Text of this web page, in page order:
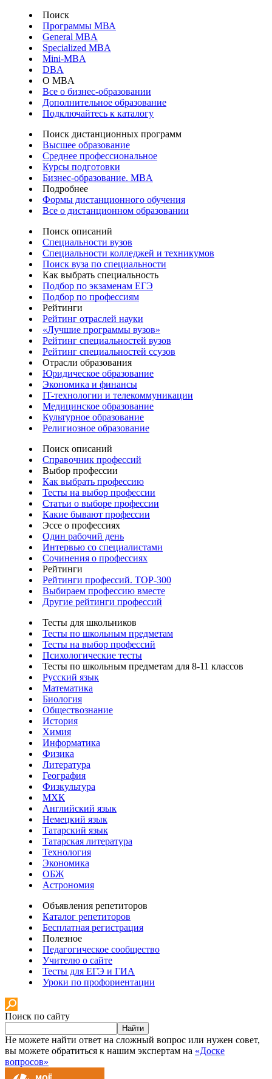
Поиск
Программы МВА
General MBA
Specialized MBA
Mini-MBA
DBA
О MBA
Все о бизнес-образовании
Дополнительное образование
Подключайтесь к каталогу
Поиск дистанционных программ
Высшее образование
Среднее профессиональное
Курсы подготовки
Бизнес-образование. MBA
Подробнее
Формы дистанционного обучения
Все о дистанционном образовании
Поиск описаний
Специальности вузов
Специальности колледжей и техникумов
Поиск вуза по специальности
Как выбрать специальность
Подбор по экзаменам ЕГЭ
Подбор по профессиям
Рейтинги
Рейтинг отраслей науки
«Лучшие программы вузов»
Рейтинг специальностей вузов
Рейтинг специальностей ссузов
Отрасли образования
Юридическое образование
Экономика и финансы
IT-технологии и телекоммуникации
Медицинское образование
Культурное образование
Религиозное образование
Поиск описаний
Справочник профессий
Выбор профессии
Как выбрать профессию
Тесты на выбор профессии
Статьи о выборе профессии
Какие бывают профессии
Эссе о профессиях
Один рабочий день
Интервью со специалистами
Сочинения о профессиях
Рейтинги
Рейтинги профессий. TOP-300
Выбираем профессию вместе
Другие рейтинги профессий
Тесты для школьников
Тесты по школьным предметам
Тесты на выбор профессий
Психологические тесты
Тесты по школьным предметам для 8-11 классов
Русский язык
Математика
Биология
Обществознание
История
Химия
Информатика
Физика
Литература
География
Физкультура
МХК
Английский язык
Немецкий язык
Татарский язык
Татарская литература
Технология
Экономика
ОБЖ
Астрономия
Объявления репетиторов
Каталог репетиторов
Бесплатная регистрация
Полезное
Педагогическое сообщество
Учителю о сайте
Тесты для ЕГЭ и ГИА
Уроки по профориентации
Поиск по сайту
Найти
Не можете найти ответ на сложный вопрос или нужен совет,
вы можете обратиться к нашим экспертам на «Доске
вопросов»